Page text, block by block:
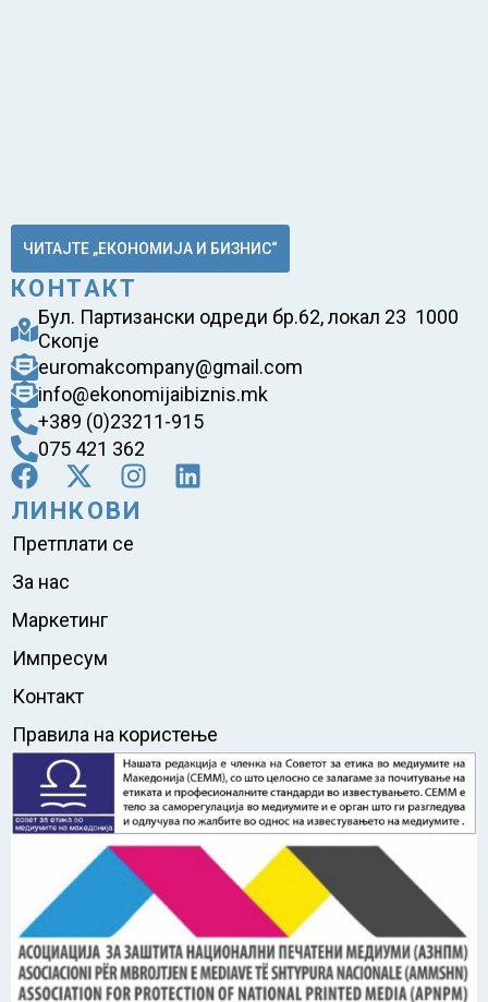
ЧИТАЈТЕ „ЕКОНОМИЈА И БИЗНИС“
КОНТАКТ
Бул. Партизански одреди бр.62, локал 23 1000
Скопје
euromakcompany@gmail.com
info@ekonomijaibiznis.mk
+389 (0)23211-915
075 421 362
ЛИНКОВИ
Претплати се
За нас
Маркетинг
Импресум
Контакт
Правила на користење